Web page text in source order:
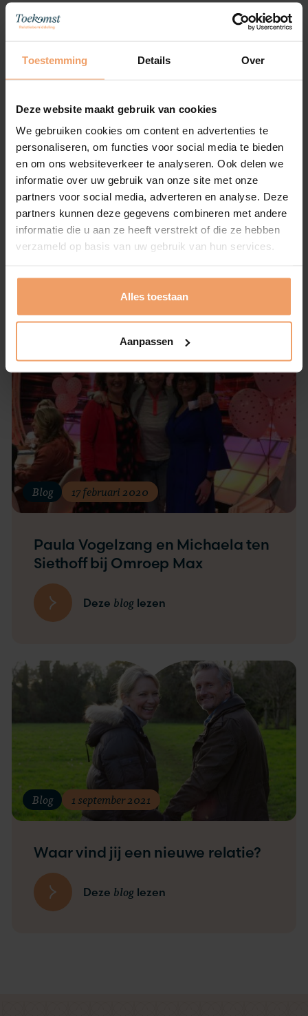
Toestemming Details Over
Deze website maakt gebruik van cookies
We gebruiken cookies om content en advertenties te
personaliseren, om functies voor social media te bieden
en om ons websiteverkeer te analyseren. Ook delen we
informatie over uw gebruik van onze site met onze
partners voor social media, adverteren en analyse. Deze
partners kunnen deze gegevens combineren met andere
informatie die u aan ze heeft verstrekt of die ze hebben
verzameld op basis van uw gebruik van hun services.
Alles toestaan
Aanpassen
Wil je
Blog 29 juni 2026
Investeren in je liefdesleven is de
beste investering
bloglezen
Blog 17 februari 2020
Paula Vogelzang en Michaela ten
Siethoff bij Omroep Max
Deze blog lezen
Blog 1 september 2021
Waar vind jij een nieuwe relatie?
Deze blog lezen